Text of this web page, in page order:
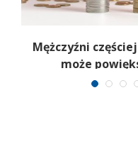
Mężczyźni
może